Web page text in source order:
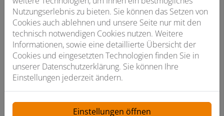
Anerkannter Fachbetrieb
Nutzungserlebnis zu bieten. Sie können das Setzen von
Cookies auch ablehnen und unsere Seite nur mit den
technisch notwendigen Cookies nutzen. Weitere
Informationen, sowie eine detaillierte Übersicht der
Cookies und eingesetzten Technologien finden Sie in
unserer Datenschutzerklärung. Sie können Ihre
Einstellungen jederzeit ändern.
Einstellungen öffnen